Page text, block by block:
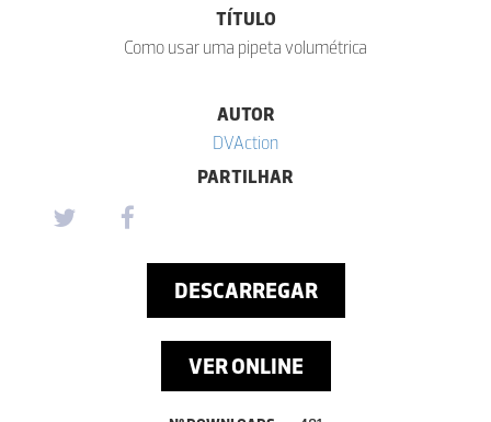
TÍTULO
Como usar uma pipeta volumétrica
AUTOR
DVAction
PARTILHAR
DESCARREGAR
VER ONLINE